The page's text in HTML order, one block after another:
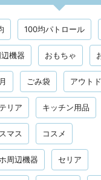
100均パトロール
機器 おもちゃ
ごみ袋 アウト
リア キッチン用品
マス コスメ
周辺機器 セリア